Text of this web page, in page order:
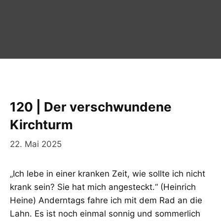
120 | Der verschwundene
Kirchturm
22. Mai 2025
„Ich lebe in einer kranken Zeit, wie sollte ich nicht
krank sein? Sie hat mich angesteckt.“ (Heinrich
Heine) Anderntags fahre ich mit dem Rad an die
Lahn. Es ist noch einmal sonnig und sommerlich